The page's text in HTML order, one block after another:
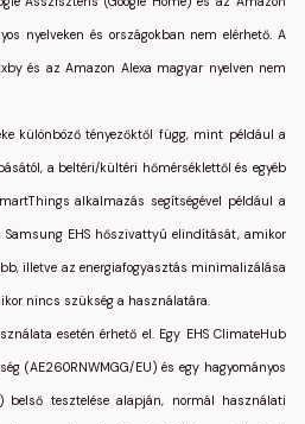
nyelveken és országokban nem elérhető. A
és az Amazon Alexa magyar nyelven nem
különböző tényezőktől függ, mint például a
a beltéri/kültéri hőmérséklettől és egyéb
alkalmazás segítségével például a
EHS hőszivattyú elindítását, amikor
illetve az energiafogyasztás minimalizálása
nincs szükség a használatára.
esetén érhető el. Egy EHS ClimateHub
(AE260RNWMGG/EU) és egy hagyományos
belső tesztelése alapján, normál használati